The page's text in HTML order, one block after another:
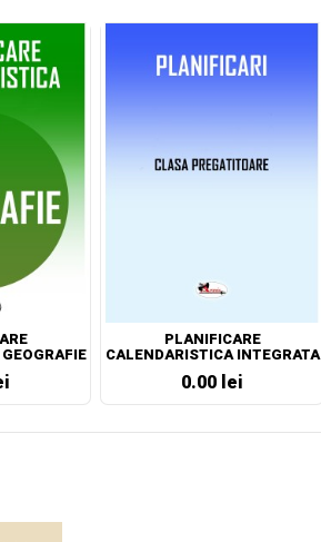
A
PLANIFICARE
CALENDARISTICA INTEGRATA
CLASA PREGATITOARE
0.00 lei